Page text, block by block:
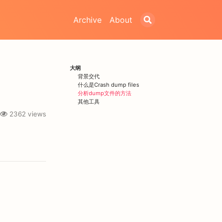
Archive About
大纲
背景交代
什么是Crash dump files
分析dump文件的方法
其他工具
2362 views